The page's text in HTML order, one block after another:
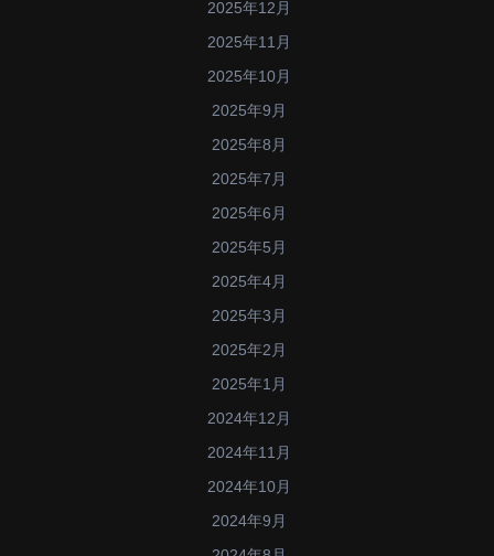
2025年12月
2025年11月
2025年10月
2025年9月
2025年8月
2025年7月
2025年6月
2025年5月
2025年4月
2025年3月
2025年2月
2025年1月
2024年12月
2024年11月
2024年10月
2024年9月